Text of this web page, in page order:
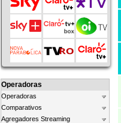
Operadoras
Operadoras
Comparativos
Agregadores Streaming